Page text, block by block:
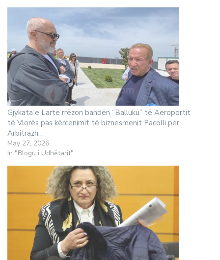
Gjykata e Lartë rrëzon bandën “Balluku” të Aeroportit
të Vlorës pas kërcënimit të biznesmenit Pacolli për
Arbitrazh…
May 27, 2026
In "Blogu i Udhëtarit"